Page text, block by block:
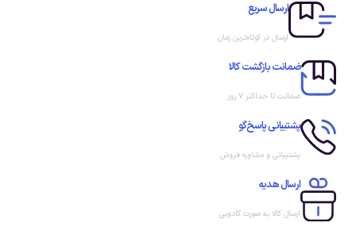
ارسال سریع
ارسال در کوتاه‌ترین زمان
ضمانت بازگشت کالا
ضمانت تا حداکثر ۷ روز
پشتیبانی پاسخ‌گو
پشتیبانی و مشاوره فروش
ارسال هدیه
ارسال کالا به صورت کادویی